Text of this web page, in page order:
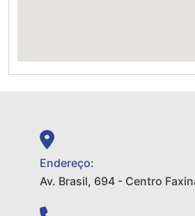
Endereço:
Av. Brasil, 694 - Centro